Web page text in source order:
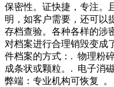
保密性。证快捷，专注。
明，如客户需要，还可以
存档查验。各种各样的涉
对档案进行合理销毁变成
件档案的方式：. 物理粉
成条状或颗粒。. 电子消
弊端：专业机构可恢复